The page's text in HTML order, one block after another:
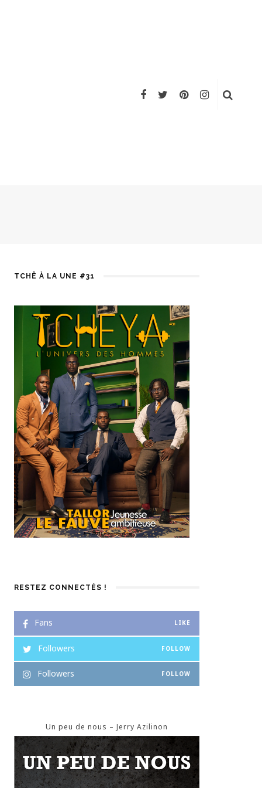
TCHÊ À LA UNE #31
RESTEZ CONNECTÉS !
Fans LIKE
Followers FOLLOW
Followers FOLLOW
Un peu de nous – Jerry Azilinon